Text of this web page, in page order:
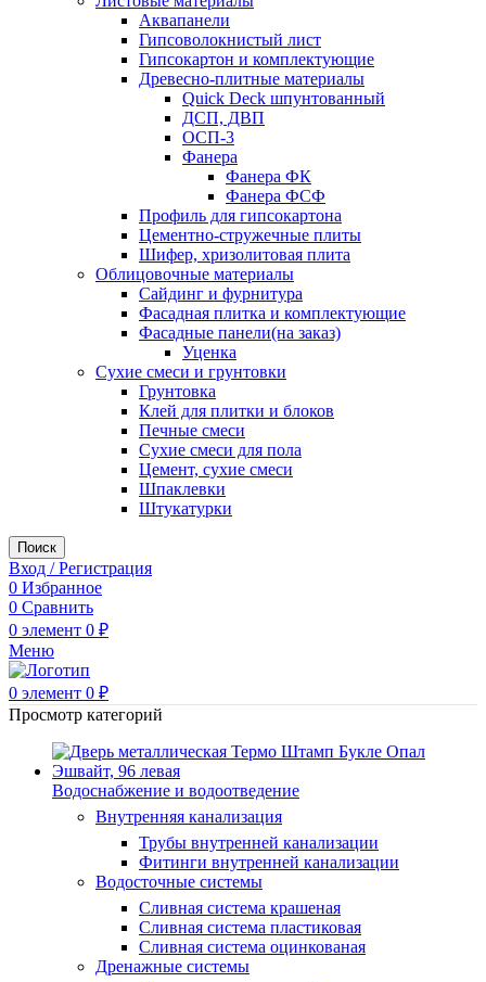
Аквапанели
Гипсоволокнистый лист
Гипсокартон и комплектующие
Древесно-плитные материалы
Quick Deck шпунтованный
ДСП, ДВП
ОСП-3
Фанера
Фанера ФК
Фанера ФСФ
Профиль для гипсокартона
Цементно-стружечные плиты
Шифер, хризолитовая плита
Облицовочные материалы
Сайдинг и фурнитура
Фасадная плитка и комплектующие
Фасадные панели(на заказ)
Уценка
Сухие смеси и грунтовки
Грунтовка
Клей для плитки и блоков
Печные смеси
Сухие смеси для пола
Цемент, сухие смеси
Шпаклевки
Штукатурки
Поиск
Вход / Регистрация
0 Избранное
0 Сравнить
0 элемент 0 ₽
Меню
0 элемент 0 ₽
Просмотр категорий
Водоснабжение и водоотведение
Внутренняя канализация
Трубы внутренней канализации
Фитинги внутренней канализации
Водосточные системы
Сливная система крашеная
Сливная система пластиковая
Сливная система оцинкованая
Дренажные системы